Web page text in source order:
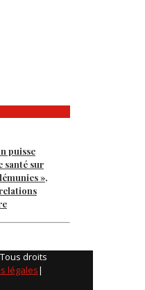
puisse
santé sur
»,
droits
légales|